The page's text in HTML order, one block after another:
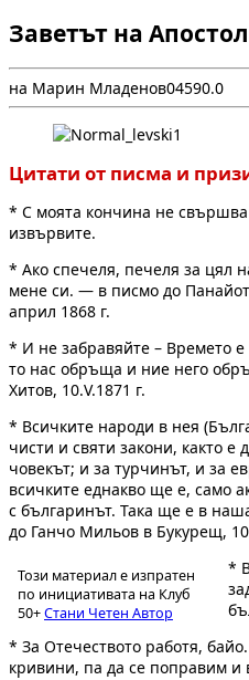
Заветът на
на Марин Младенов04590.0
Цитати от писма и
* С моята кончина не свършва
извървите.
* Ако спечеля, печеля за цял
мене си. — в писмо до
април 1868 г.
* И не забравяйте – Времето
то нас обръща и ние него
Хитов, 10.V.1871 г.
* Всичките народи в нея
чисти и святи закони, както е
човекът; и за турчинът, и за
всичките еднакво ще е, само
с българинът. Така ще е в
до Ганчо Мильов в Букурещ,
Този материал е изпратен
по инициативата на Клуб
50+Стани Четен Автор
*
* За Отечеството работя,
кривини, па да се поправим и